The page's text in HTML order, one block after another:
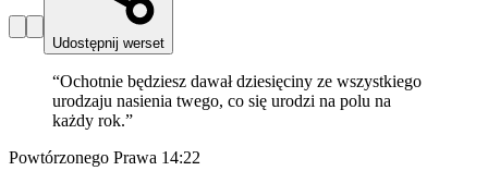
Udostępnij werset
“Ochotnie będziesz dawał dziesięciny ze wszystkiego
urodzaju nasienia twego, co się urodzi na polu na
każdy rok.”
Powtórzonego Prawa 14:22